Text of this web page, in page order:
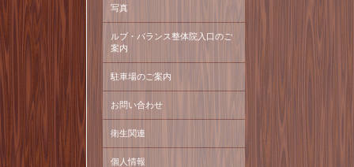
写真
ルブ・バランス整体院入口のご
案内
駐車場のご案内
お問い合わせ
衛生関連
個人情報